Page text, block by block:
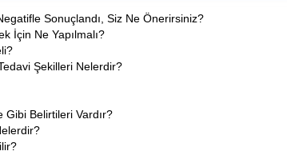
Sonuçlandı, Siz Ne Önerirsiniz?
İçin Ne Yapılmalı?
Şekilleri Nelerdir?
Gibi Belirtileri Vardır?